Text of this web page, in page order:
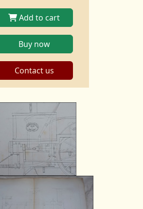
Add to cart
Buy now
Contact us